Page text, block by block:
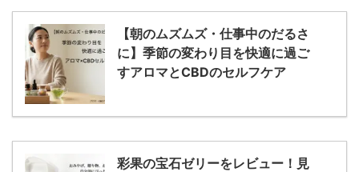
【朝のムズムズ・仕事中のだるさ
に】季節の変わり目を快適に過ご
すアロマとCBDのセルフケア
彩果の宝石ゼリーをレビュー！見